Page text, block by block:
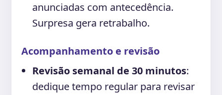
anunciadas com antecedência.
Surpresa gera retrabalho.
Acompanhamento e revisão
Revisão semanal de 30 minutos:
dedique tempo regular para revisar